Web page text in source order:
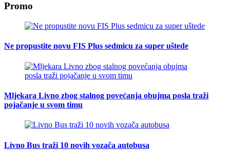
Promo
Ne propustite novu FIS Plus sedmicu za super uštede
Mljekara Livno zbog stalnog povećanja obujma posla traži
pojačanje u svom timu
Livno Bus traži 10 novih vozača autobusa